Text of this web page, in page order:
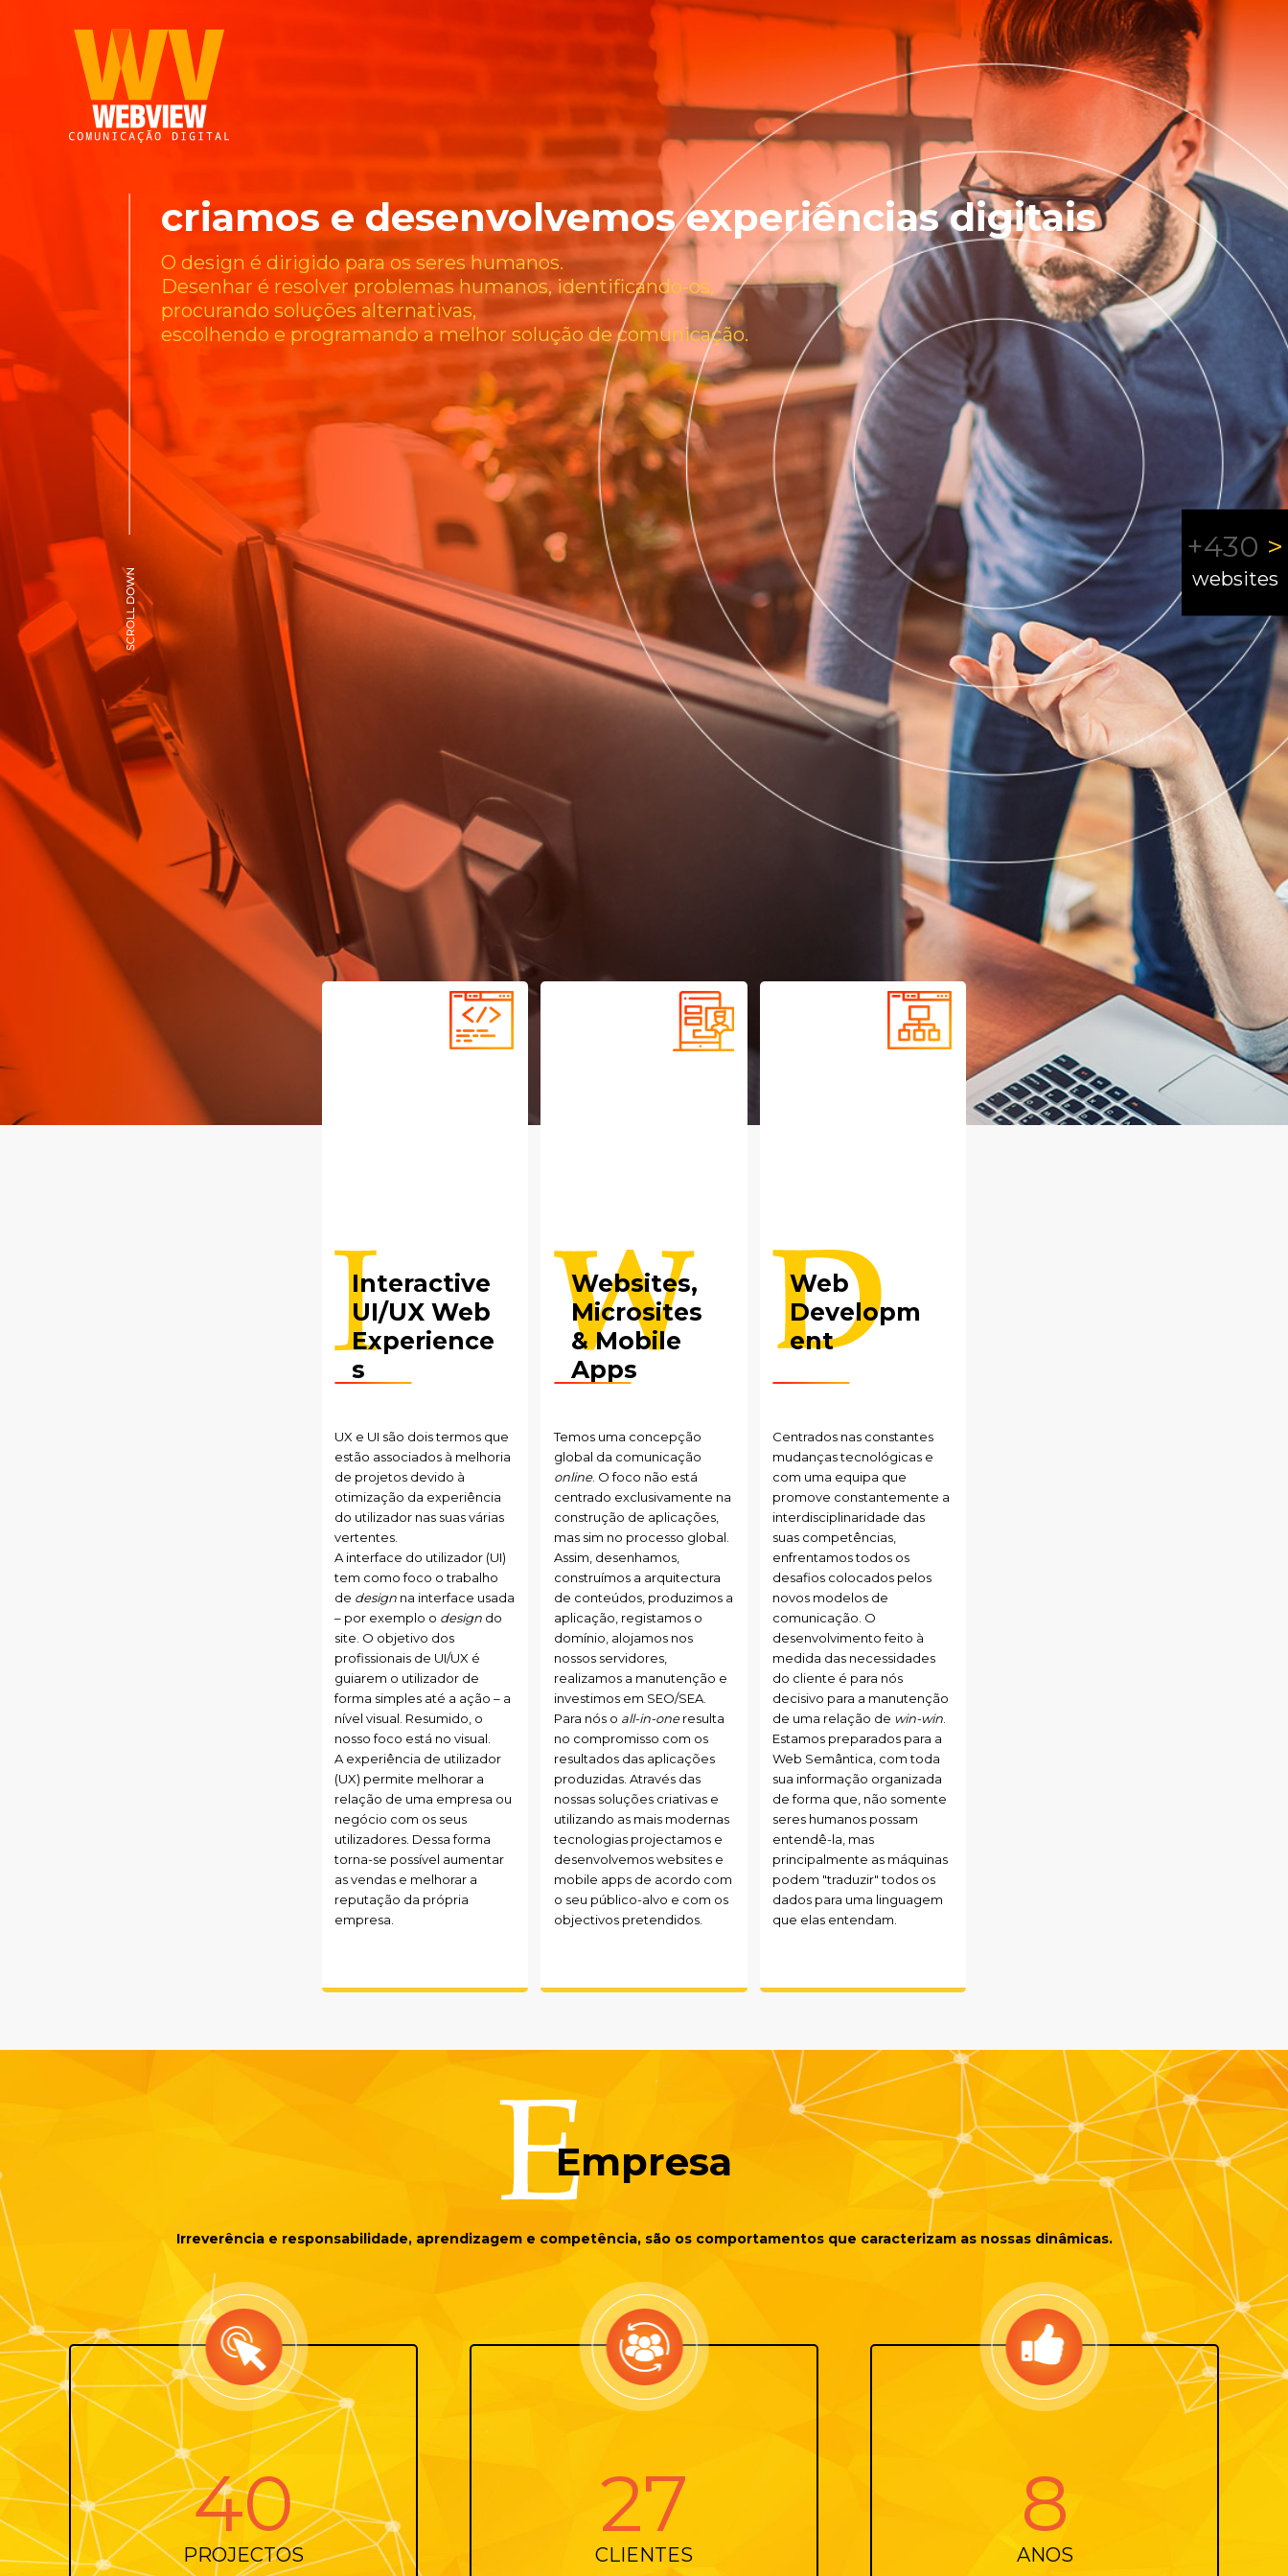
criamos e desenvolvemos experiências digitais
O design é dirigido para os seres humanos.
Desenhar é resolver problemas humanos, identificando-os,
procurando soluções alternativas,
escolhendo e programando a melhor solução de comunicação.
+430 >
websites
Interactive
UI/UX Web
Experience
s
UX e UI são dois termos que
estão associados à melhoria
de projetos devido à
otimização da experiência
do utilizador nas suas várias
vertentes.
A interface do utilizador (UI)
tem como foco o trabalho
de design na interface usada
– por exemplo o design do
site. O objetivo dos
profissionais de UI/UX é
guiarem o utilizador de
forma simples até a ação – a
nível visual. Resumido, o
nosso foco está no visual.
A experiência de utilizador
(UX) permite melhorar a
relação de uma empresa ou
negócio com os seus
utilizadores. Dessa forma
torna-se possível aumentar
as vendas e melhorar a
reputação da própria
empresa.
Websites,
Microsites
& Mobile
Apps
Temos uma concepção
global da comunicação
online. O foco não está
centrado exclusivamente na
construção de aplicações,
mas sim no processo global.
Assim, desenhamos,
construímos a arquitectura
de conteúdos, produzimos a
aplicação, registamos o
domínio, alojamos nos
nossos servidores,
realizamos a manutenção e
investimos em SEO/SEA.
Para nós o all-in-oneresulta
no compromisso com os
resultados das aplicações
produzidas. Através das
nossas soluções criativas e
utilizando as mais modernas
tecnologias projectamos e
desenvolvemos websites e
mobile apps de acordo com
o seu público-alvo e com os
objectivos pretendidos.
Web
Developm
ent
Centrados nas constantes
mudanças tecnológicas e
com uma equipa que
promove constantemente a
interdisciplinaridade das
suas competências,
enfrentamos todos os
desafios colocados pelos
novos modelos de
comunicação. O
desenvolvimento feito à
medida das necessidades
do cliente é para nós
decisivo para a manutenção
de uma relação de win-win.
Estamos preparados para a
Web Semântica, com toda
sua informação organizada
de forma que, não somente
seres humanos possam
entendê-la, mas
principalmente as máquinas
podem "traduzir" todos os
dados para uma linguagem
que elas entendam.
Empresa
Irreverência e responsabilidade, aprendizagem e competência, são os comportamentos que caracterizam as nossas dinâmicas.
61
PROJECTOS
42
CLIENTES
14
ANOS